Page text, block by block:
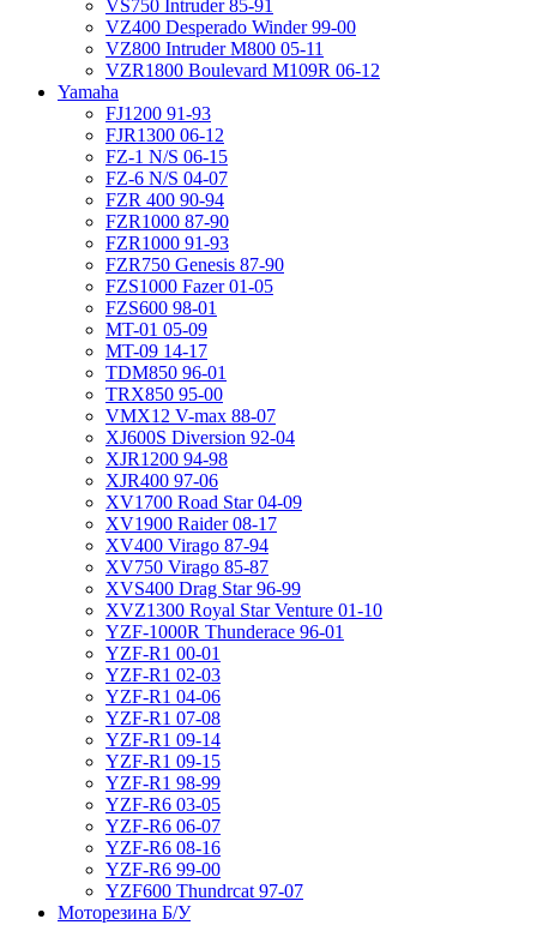
VS750 Intruder 85-91
VZ400 Desperado Winder 99-00
VZ800 Intruder M800 05-11
VZR1800 Boulevard M109R 06-12
Yamaha
FJ1200 91-93
FJR1300 06-12
FZ-1 N/S 06-15
FZ-6 N/S 04-07
FZR 400 90-94
FZR1000 87-90
FZR1000 91-93
FZR750 Genesis 87-90
FZS1000 Fazer 01-05
FZS600 98-01
MT-01 05-09
MT-09 14-17
TDM850 96-01
TRX850 95-00
VMX12 V-max 88-07
XJ600S Diversion 92-04
XJR1200 94-98
XJR400 97-06
XV1700 Road Star 04-09
XV1900 Raider 08-17
XV400 Virago 87-94
XV750 Virago 85-87
XVS400 Drag Star 96-99
XVZ1300 Royal Star Venture 01-10
YZF-1000R Thunderace 96-01
YZF-R1 00-01
YZF-R1 02-03
YZF-R1 04-06
YZF-R1 07-08
YZF-R1 09-14
YZF-R1 09-15
YZF-R1 98-99
YZF-R6 03-05
YZF-R6 06-07
YZF-R6 08-16
YZF-R6 99-00
YZF600 Thundrcat 97-07
Моторезина Б/У